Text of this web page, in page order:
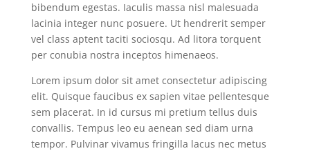
bibendum egestas. Iaculis massa nisl malesuada
lacinia integer nunc posuere. Ut hendrerit semper
vel class aptent taciti sociosqu. Ad litora torquent
per conubia nostra inceptos himenaeos.
Lorem ipsum dolor sit amet consectetur adipiscing
elit. Quisque faucibus ex sapien vitae pellentesque
sem placerat. In id cursus mi pretium tellus duis
convallis. Tempus leo eu aenean sed diam urna
tempor. Pulvinar vivamus fringilla lacus nec metus